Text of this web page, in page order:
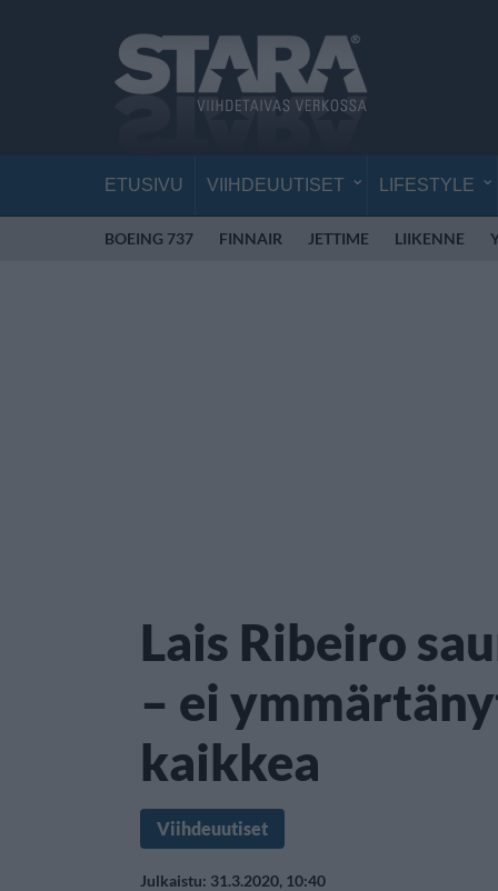
ETUSIVU VIIHDEUUTISET LIFESTYLE
BOEING 737 FINNAIR JETTIME LIIKENNE
Lais Ribeiro
– ei
kaikkea
Viihdeuutiset
Julkaistu: 31.3.2020, 10:40